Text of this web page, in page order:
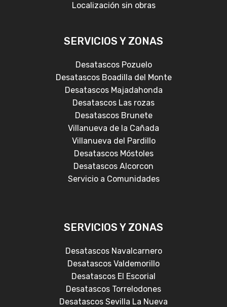
Localización sin obras
SERVICIOS Y ZONAS
Desatascos Pozuelo
Desatascos Boadilla del Monte
Desatascos Majadahonda
Desatascos Las rozas
Desatascos Brunete
Villanueva de la Cañada
Villanueva del Pardillo
Desatascos Móstoles
Desatascos Alcorcon
Servicio a Comunidades
SERVICIOS Y ZONAS
Desatascos Navalcarnero
Desatascos Valdemorillo
Desatascos El Escorial
Desatascos Torrelodones
Desatascos Sevilla La Nueva